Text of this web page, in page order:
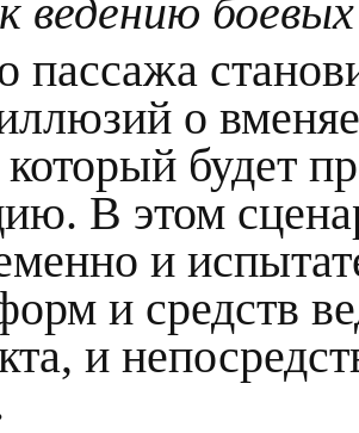
ведению
пассажа
о
который будет
В этом
и
и средств
и